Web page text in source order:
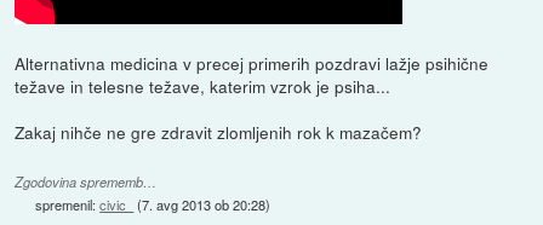
Alternativna medicina v precej primerih pozdravi lažje psihične
težave in telesne težave, katerim vzrok je psiha...
Zakaj nihče ne gre zdravit zlomljenih rok k mazačem?
Zgodovina sprememb…
spremenil:civic_ (7. avg 2013 ob 20:28)